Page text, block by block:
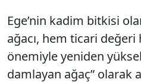
Ege’nin kadim bitkisi
ağacı, hem ticari
önemiyle yeniden
damlayan ağaç” olarak